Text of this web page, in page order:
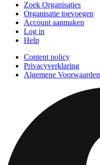
Zoek Organisaties
Organisatie toevoegen
Account aanmaken
Log in
Help
Content policy
Privacyverklaring
Algemene Voorwaarden